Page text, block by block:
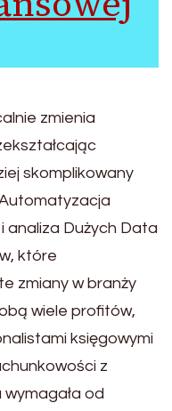
zmienia
skomplikowany
analiza Dużych Data
które
zmiany w branży
wiele profitów,
księgowymi
z
od